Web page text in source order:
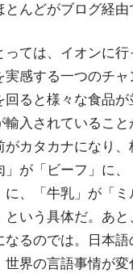
んどがブログ経由
っては、イオンに
実感する一つのチ
回ると様々な食品
輸入されていること
がカタカナになり、
」が「ビーフ」に
に、「牛乳」が「ミ
という具体だ。あと
なるのでは。日本
世界の言語事情が変